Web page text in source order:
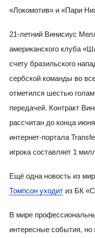
«Локомотив» и «Пари
21-летний Винисиус
американского клуба
счету бразильского
сербской команды во
отметился шестью
передачей. Контракт
рассчитан до конца
интернет-портала
игрока составляет 1
Ещё одна новость из
Томпсон уходитиз БК
В мире
интересные события,